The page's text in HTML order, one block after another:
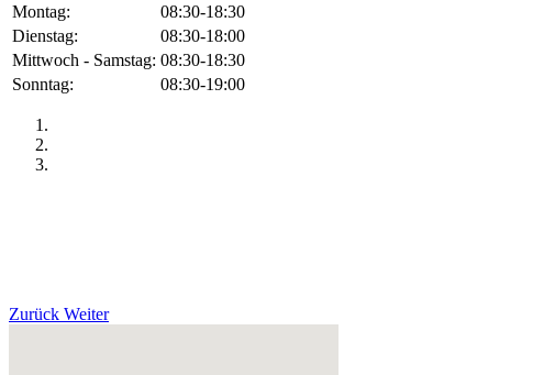
Montag:
08:30-18:30
Dienstag:
08:30-18:00
Mittwoch - Samstag: 08:30-18:30
Sonntag:
08:30-19:00
Zurück Weiter